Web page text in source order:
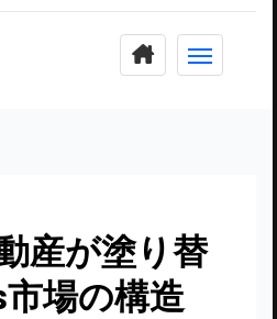
産が塗り替
市場の構造